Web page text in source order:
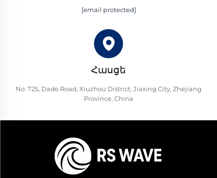
[email protected]
Հասցե
No. 725, Dade Road, Xiuzhou District, Jiaxing City, Zhejiang
Province, China